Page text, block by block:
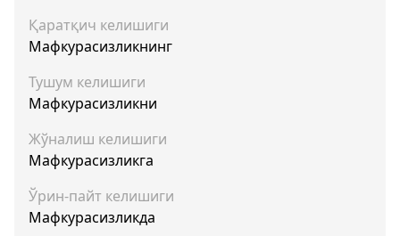
Қаратқич келишиги
Мафкурасизликнинг
Тушум келишиги
Мафкурасизликни
Жўналиш келишиги
Мафкурасизликга
Ўрин-пайт келишиги
Мафкурасизликда